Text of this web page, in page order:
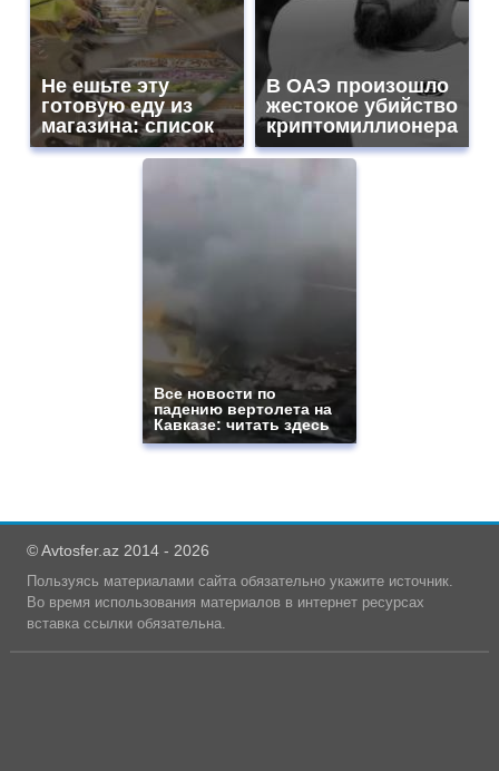
Не ешьте эту
готовую еду из
магазина: список
В ОАЭ произошло
жестокое убийство
криптомиллионера
Все новости по
падению вертолета на
Кавказе: читать здесь
© Avtosfer.az 2014 - 2026
Пользуясь материалами сайта обязательно укажите источник.
Во время использования материалов в интернет ресурсах
вставка ссылки обязательна.